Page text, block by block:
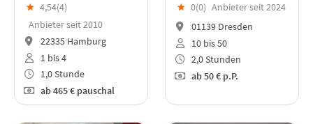
★ 4,54(4)
Anbieter seit 2010
22335 Hamburg
1 bis 4
1,0 Stunde
ab465 € pauschal
★ 0(0) Anbieter seit 2024
01139 Dresden
10 bis 50
2,0 Stunden
ab50 € p.P.